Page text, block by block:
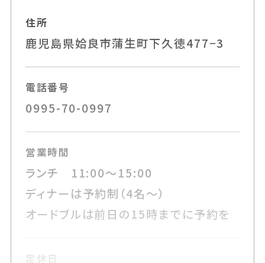
住所
鹿児島県姶良市蒲生町下久徳477−3
電話番号
0995-70-0997
営業時間
ランチ 11:00～15:00
ディナーは予約制（4名～）
オードブルは前日の15時までに予約を
定休日